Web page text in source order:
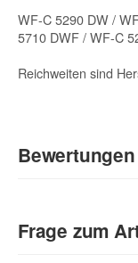
WF-C 5290 DW /
5710 DWF / WF-C
Reichweiten sind
Bewertungen
Sie Anderen bei der
Frage zum